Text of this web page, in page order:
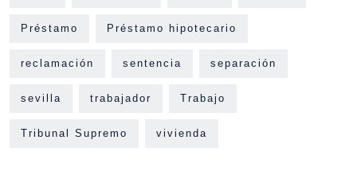
Préstamo Préstamo hipotecario
reclamación sentencia separación
sevilla trabajador Trabajo
Tribunal Supremo vivienda